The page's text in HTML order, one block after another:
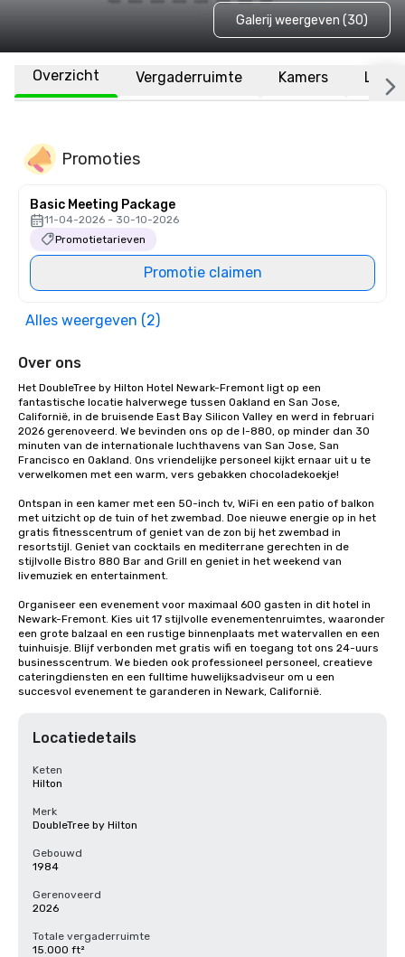
Galerij weergeven (30)
Overzicht Vergaderruimte Kamers
Promoties
Basic Meeting Package
11-04-2026 - 30-10-2026
Promotietarieven
Promotie claimen
Alles weergeven (2)
Over ons
Het DoubleTree by Hilton Hotel Newark-Fremont ligt op een
fantastische locatie halverwege tussen Oakland en San Jose,
Californië, in de bruisende East Bay Silicon Valley en werd in februari
2026 gerenoveerd. We bevinden ons op de I-880, op minder dan 30
minuten van de internationale luchthavens van San Jose, San
Francisco en Oakland. Ons vriendelijke personeel kijkt ernaar uit u te
verwelkomen met een warm, vers gebakken chocoladekoekje!
Ontspan in een kamer met een 50-inch tv, WiFi en een patio of balkon
met uitzicht op de tuin of het zwembad. Doe nieuwe energie op in het
gratis fitnesscentrum of geniet van de zon bij het zwembad in
resortstijl. Geniet van cocktails en mediterrane gerechten in de
stijlvolle Bistro 880 Bar and Grill en geniet in het weekend van
livemuziek en entertainment.
Organiseer een evenement voor maximaal 600 gasten in dit hotel in
Newark-Fremont. Kies uit 17 stijlvolle evenementenruimtes, waaronder
een grote balzaal en een rustige binnenplaats met watervallen en een
tuinhuisje. Blijf verbonden met gratis wifi en toegang tot ons 24-uurs
businesscentrum. We bieden ook professioneel personeel, creatieve
cateringdiensten en een fulltime huwelijksadviseur om u een
succesvol evenement te garanderen in Newark, Californië.
Locatiedetails
Keten
Hilton
Merk
DoubleTree by Hilton
Gebouwd
1984
Gerenoveerd
2026
Totale vergaderruimte
15.000 ft²